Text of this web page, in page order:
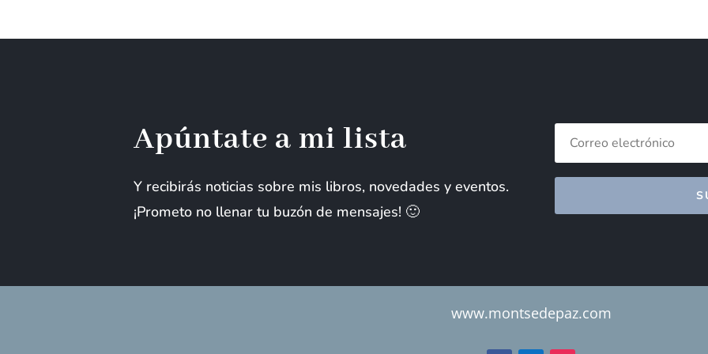
Apúntate a mi lista
Y recibirás noticias sobre mis libros, novedades y eventos.
¡Prometo no llenar tu buzón de mensajes! 🙂
www.montsedepaz.com